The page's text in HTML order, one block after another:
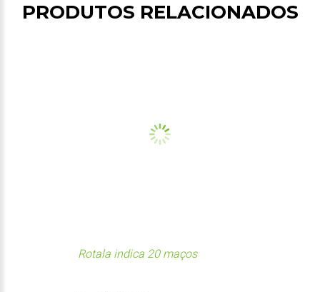
PRODUTOS RELACIONADOS
Rotala indica 20 maços